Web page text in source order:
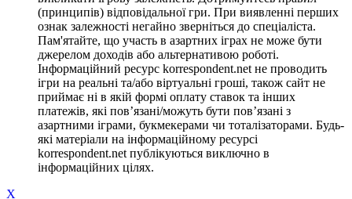
(принципів) відповідальної гри. При виявленні перших
ознак залежності негайно зверніться до спеціаліста.
Пам'ятайте, що участь в азартних іграх не може бути
джерелом доходів або альтернативою роботі.
Інформаційний ресурс korrespondent.net не проводить
ігри на реальні та/або віртуальні гроші, також сайт не
приймає ні в якій формі оплату ставок та інших
платежів, які пов’язані/можуть бути пов’язані з
азартними іграми, букмекерами чи тоталізаторами. Будь-
які матеріали на інформаційному ресурсі
korrespondent.net публікуються виключно в
інформаційних цілях.
X